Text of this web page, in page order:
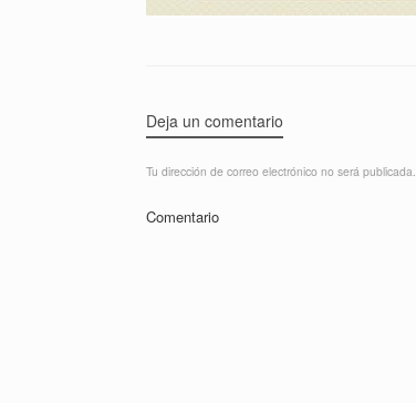
Deja un comentario
Tu dirección de correo electrónico no será publicada.
Comentario